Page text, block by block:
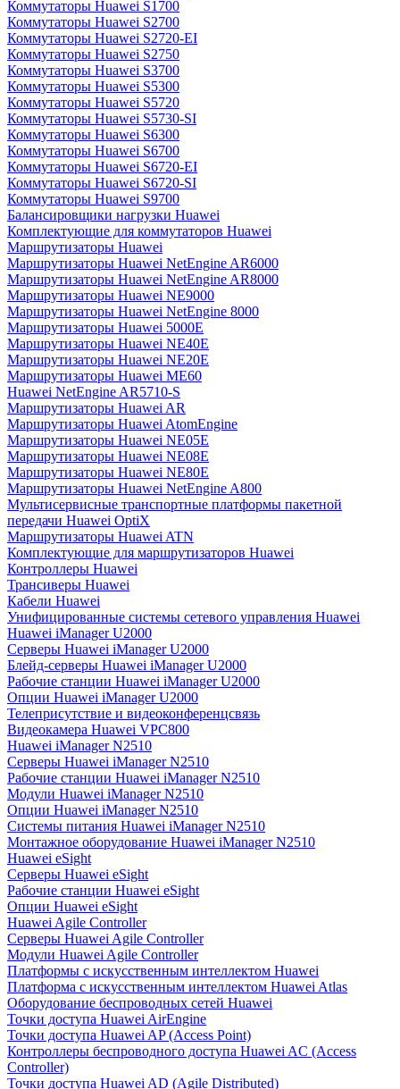
Коммутаторы Huawei S1700
Коммутаторы Huawei S2700
Коммутаторы Huawei S2720-EI
Коммутаторы Huawei S2750
Коммутаторы Huawei S3700
Коммутаторы Huawei S5300
Коммутаторы Huawei S5720
Коммутаторы Huawei S5730-SI
Коммутаторы Huawei S6300
Коммутаторы Huawei S6700
Коммутаторы Huawei S6720-EI
Коммутаторы Huawei S6720-SI
Коммутаторы Huawei S9700
Балансировщики нагрузки Huawei
Комплектующие для коммутаторов Huawei
Маршрутизаторы Huawei
Маршрутизаторы Huawei NetEngine AR6000
Маршрутизаторы Huawei NetEngine AR8000
Маршрутизаторы Huawei NE9000
Маршрутизаторы Huawei NetEngine 8000
Маршрутизаторы Huawei 5000E
Маршрутизаторы Huawei NE40E
Маршрутизаторы Huawei NE20E
Маршрутизаторы Huawei ME60
Huawei NetEngine AR5710-S
Маршрутизаторы Huawei AR
Маршрутизаторы Huawei AtomEngine
Маршрутизаторы Huawei NE05E
Маршрутизаторы Huawei NE08E
Маршрутизаторы Huawei NE80E
Маршрутизаторы Huawei NetEngine A800
Мультисервисные транспортные платформы пакетной
передачи Huawei OptiX
Маршрутизаторы Huawei ATN
Комплектующие для маршрутизаторов Huawei
Контроллеры Huawei
Трансиверы Huawei
Кабели Huawei
Унифицированные системы сетевого управления Huawei
Huawei iManager U2000
Серверы Huawei iManager U2000
Блейд-серверы Huawei iManager U2000
Рабочие станции Huawei iManager U2000
Опции Huawei iManager U2000
Телеприсутствие и видеоконференцсвязь
Видеокамера Huawei VPC800
Huawei iManager N2510
Серверы Huawei iManager N2510
Рабочие станции Huawei iManager N2510
Модули Huawei iManager N2510
Опции Huawei iManager N2510
Системы питания Huawei iManager N2510
Монтажное оборудование Huawei iManager N2510
Huawei eSight
Серверы Huawei eSight
Рабочие станции Huawei eSight
Опции Huawei eSight
Huawei Agile Controller
Серверы Huawei Agile Controller
Модули Huawei Agile Controller
Платформы с искусственным интеллектом Huawei
Платформа с искусственным интеллектом Huawei Atlas
Оборудование беспроводных сетей Huawei
Точки доступа Huawei AirEngine
Точки доступа Huawei AP (Access Point)
Контроллеры беспроводного доступа Huawei AC (Access
Controller)
Точки доступа Huawei AD (Agile Distributed)